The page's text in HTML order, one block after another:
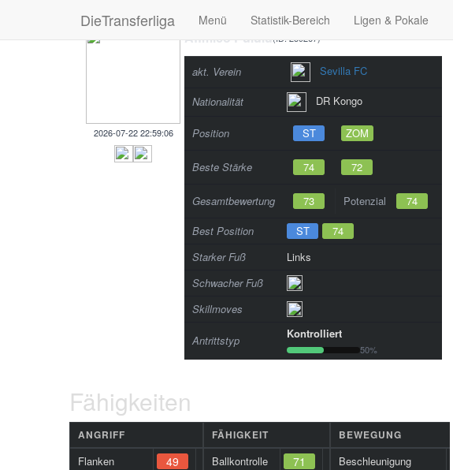
DieTransferliga Menü Statistik-Bereich Ligen & Pokale
2026-07-22 22:59:06
Afimico Pululu(ID: 239267)
akt. Verein Sevilla FC
Nationalität DR Kongo
Position ST ZOM
Beste Stärke 74 72
Gesamtbewertung 73 Potenzial
74
Best Position
ST
74
Starker Fuß
Links
Schwacher Fuß
Skillmoves
Antrittstyp Kontrolliert
50%
Fähigkeiten
ANGRIFF
Flanken 49
FÄHIGKEIT
Ballkontrolle 71
BEWEGUNG
Beschleunigung